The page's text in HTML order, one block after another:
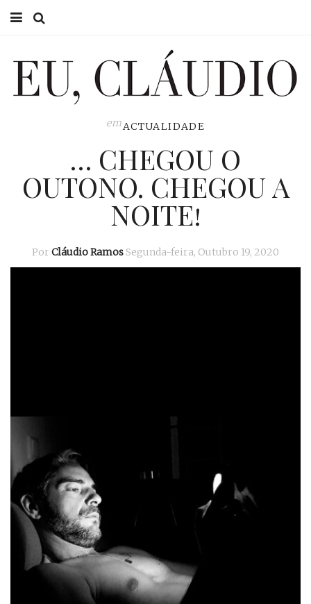
EU CLÁUDIO
EU, PAI
emACTUALIDADE
… CHEGOU O
OUTONO. CHEGOU A
NOITE!
Por Cláudio Ramos Segunda-feira, Outubro 19, 2020